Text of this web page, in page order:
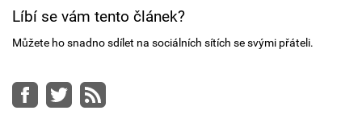
Líbí se vám tento článek?
Můžete ho snadno sdílet na sociálních sítích se svými přáteli.
Facebook
Twitter
RSS